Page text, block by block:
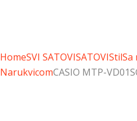
HomeSVI SATOVISATOVIStilSa
NarukvicomCASIO MTP-